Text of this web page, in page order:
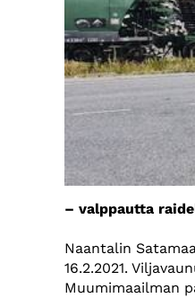
– valppautta
Naantalin
16.2.2021.
Muumimaailman